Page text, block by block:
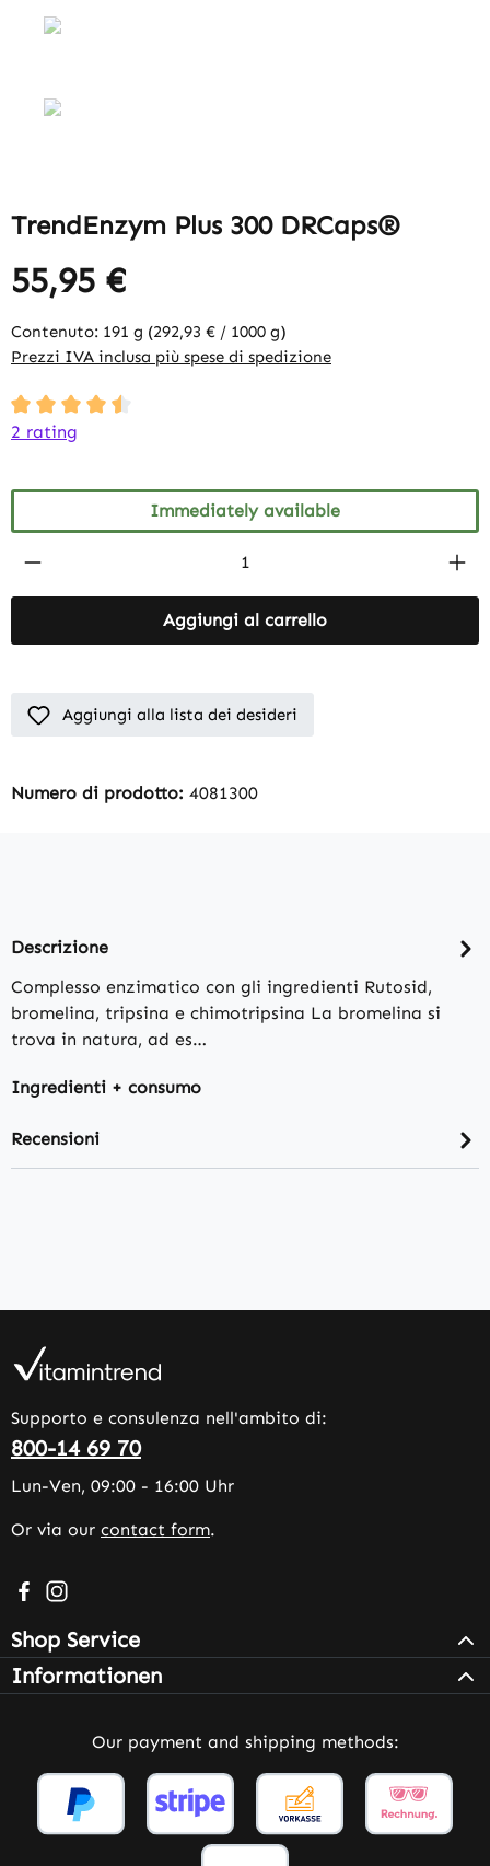
TrendEnzym Plus 300 DRCaps®
55,95 €
Contenuto: 191 g (292,93 € / 1000 g)
Prezzi IVA inclusa più spese di spedizione
Average rating of 4.5 out of 5 stars
2 rating
Immediately available
Product Quantity: Enter the desired
Aggiungi al carrello
Aggiungi alla lista dei desideri
Numero di prodotto: 4081300
Descrizione
Complesso enzimatico con gli ingredienti Rutosid,
bromelina, tripsina e chimotripsina La bromelina si
trova in natura, ad es…
Ingredienti + consumo
Recensioni
Supporto e consulenza nell'ambito di:
800-14 69 70
Lun-Ven, 09:00 - 16:00 Uhr
Or via our contact form.
Visit us on Facebook – opens in a new browser tab
Check us out on Instagram – opens in a new
Shop Service
Informationen
Our payment and shipping methods: